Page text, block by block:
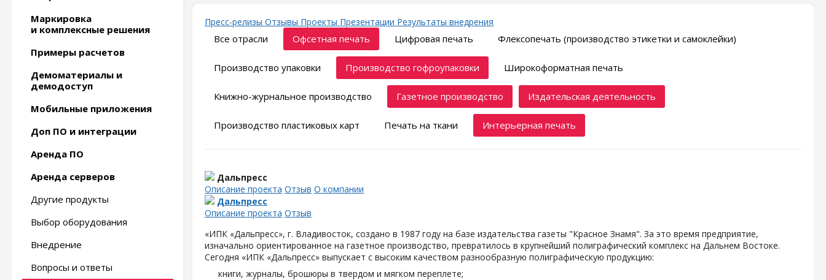
Маркировка
и комплексные решения
Примеры расчетов
Демоматериалы и
демодоступ
Мобильные приложения
Доп ПО и интеграции
Аренда ПО
Аренда серверов
Другие продукты
Выбор оборудования
Внедрение
Вопросы и ответы
Пресс-релизы Отзывы Проекты Презентации Результаты внедрения
Все отрасли Офсетная печать Цифровая печать Флексопечать (производство этикетки и самоклейки)
Производство упаковки Производство гофроупаковки Широкоформатная печать
Книжно-журнальное производство Газетное производство Издательская деятельность
Производство пластиковых карт Печать на ткани Интерьерная печать
Дальпресс
Описание проекта Отзыв О компании
Дальпресс
Описание проекта Отзыв
«ИПК «Дальпресс», г. Владивосток, создано в 1987 году на базе издательства газеты "Красное Знамя". За это время предприятие,
изначально ориентированное на газетное производство, превратилось в крупнейший полиграфический комплекс на Дальнем Востоке.
Сегодня «ИПК «Дальпресс» выпускает с высоким качеством разнообразную полиграфическую продукцию:
книги, журналы, брошюры в твердом и мягком переплете;